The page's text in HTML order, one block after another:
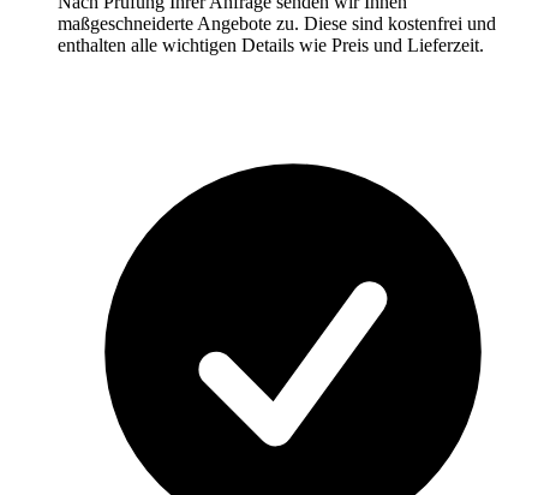
maßgeschneiderte Angebote zu. Diese sind kostenfrei und
enthalten alle wichtigen Details wie Preis und Lieferzeit.